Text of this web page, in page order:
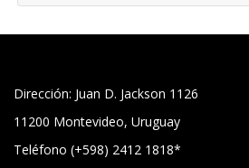
Dirección: Juan D. Jackson 1126
11200 Montevideo, Uruguay
Teléfono (+598) 2412 1818*